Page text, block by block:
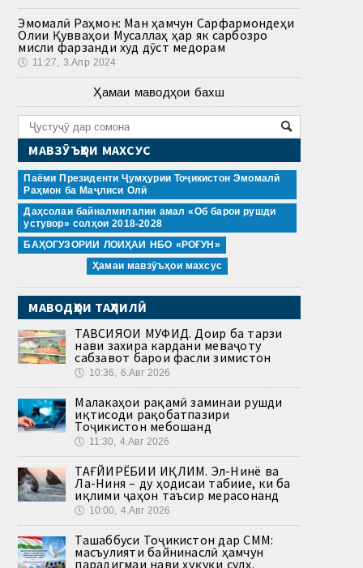
Эмомалӣ Раҳмон: Ман ҳамчун Сарфармондеҳи
Олии Қувваҳои Мусаллаҳ ҳар як сарбозро
мисли фарзанди худ дӯст медорам
🕔 11:27, 3.Апр 2024
Ҳамаи маводҳои бахш
МАВЗӮЪҲОИ МАХСУС
Паёми Президенти Ҷумҳурии Тоҷикистон Эмомалӣ
Раҳмон ба Маҷлиси Олӣ
Даҳсолаи байналмилалии амал «Об барои рушди
устувор» солҳои 2018-2028
БАҲОГУЗОРИИ ЛОИҲАИ НБО «РОҒУН»
Ҳамаи мавзӯъҳои махсус
МАВОДҲОИ ТАҲЛИЛӢ
ТАВСИЯҲОИ МУФИД. Доир ба тарзи
нави захира кардани меваҷоту
сабзавот барои фасли зимистон
🕔 10:36, 6.Авг 2026
Малакаҳои рақамӣ заминаи рушди
иқтисоди рақобатпазири
Тоҷикистон мебошанд
🕔 11:30, 4.Авг 2026
ТАҒЙИРЁБИИ ИҚЛИМ. Эл-Нинё ва
Ла-Ниня – ду ҳодисаи табиие, ки ба
иқлими ҷаҳон таъсир мерасонанд
🕔 10:00, 4.Авг 2026
Ташаббуси Тоҷикистон дар СММ:
масъулияти байнинаслӣ ҳамчун
парадигмаи нави ҳуқуқи сулҳ.